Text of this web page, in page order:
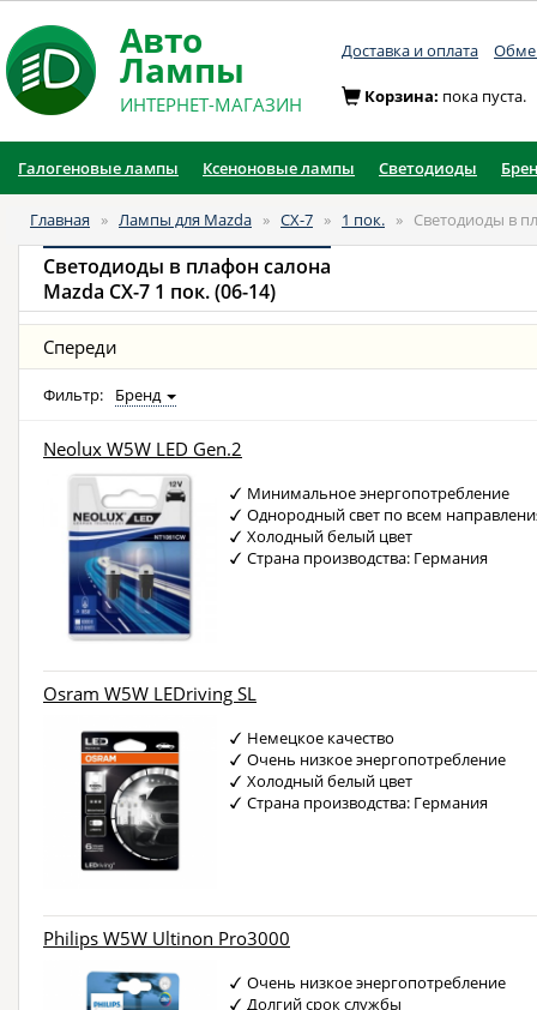
Авто
Лампы
ИНТЕРНЕТ-МАГАЗИН
Доставка и оплата
Корзина: пока пуста.
Галогеновые лампы Ксеноновые лампы Светодиоды
Главная » Лампы для Mazda » CX-7 » 1 пок. » Светодиоды в
Светодиоды в плафон салона
Mazda CX-7 1 пок. (06-14)
Спереди
Фильтр: Бренд
Neolux W5W LED Gen.2
Минимальное энергопотребление
Однородный свет по всем
Холодный белый цвет
Страна производства: Германия
Osram W5W LEDriving SL
Немецкое качество
Очень низкое энергопотребление
Холодный белый цвет
Страна производства: Германия
Philips W5W Ultinon Pro3000
Очень низкое энергопотребление
Долгий срок службы